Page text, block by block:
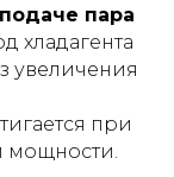
пара
хладагента
увеличения
при
мощности.